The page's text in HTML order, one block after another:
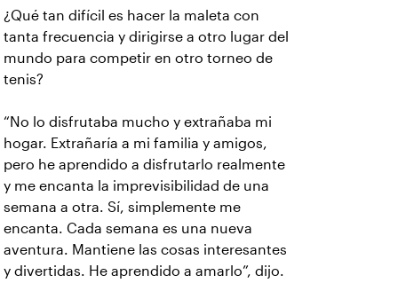
¿Qué tan difícil es hacer la maleta con
tanta frecuencia y dirigirse a otro lugar del
mundo para competir en otro torneo de
tenis?
“No lo disfrutaba mucho y extrañaba mi
hogar. Extrañaría a mi familia y amigos,
pero he aprendido a disfrutarlo realmente
y me encanta la imprevisibilidad de una
semana a otra. Sí, simplemente me
encanta. Cada semana es una nueva
aventura. Mantiene las cosas interesantes
y divertidas. He aprendido a amarlo”, dijo.